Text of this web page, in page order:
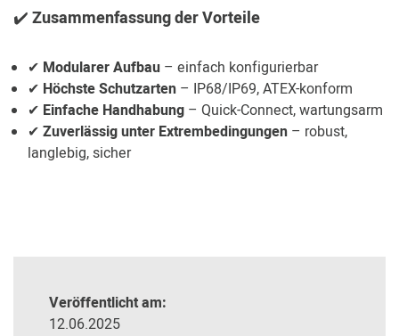
✔️Zusammenfassung der Vorteile
✔ Modularer Aufbau – einfach konfigurierbar
✔ Höchste Schutzarten – IP68/IP69, ATEX-konform
✔ Einfache Handhabung – Quick-Connect, wartungsarm
✔ Zuverlässig unter Extrembedingungen – robust,
langlebig, sicher
Veröffentlicht am:
12.06.2025